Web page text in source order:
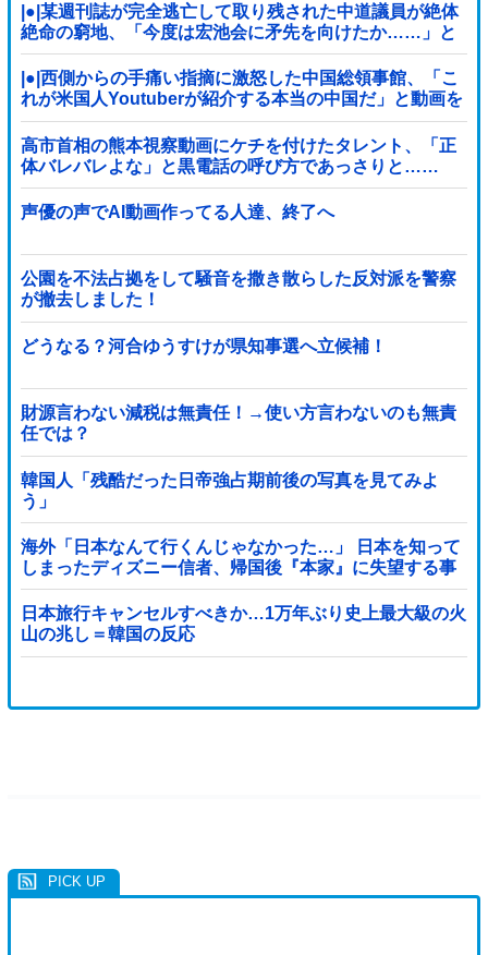
|●|某週刊誌が完全逃亡して取り残された中道議員が絶体
絶命の窮地、「今度は宏池会に矛先を向けたか……」と
節操の無さに呆れる人が続出
|●|西側からの手痛い指摘に激怒した中国総領事館、「こ
れが米国人Youtuberが紹介する本当の中国だ」と動画を
公開するも……
高市首相の熊本視察動画にケチを付けたタレント、「正
体バレバレよな」と黒電話の呼び方であっさりと……
声優の声でAI動画作ってる人達、終了へ
公園を不法占拠をして騒音を撒き散らした反対派を警察
が撤去しました！
どうなる？河合ゆうすけが県知事選へ立候補！
財源言わない減税は無責任！→使い方言わないのも無責
任では？
韓国人「残酷だった日帝強占期前後の写真を見てみよ
う」
海外「日本なんて行くんじゃなかった…」 日本を知って
しまったディズニー信者、帰国後『本家』に失望する事
態に
日本旅行キャンセルすべきか…1万年ぶり史上最大級の火
山の兆し＝韓国の反応